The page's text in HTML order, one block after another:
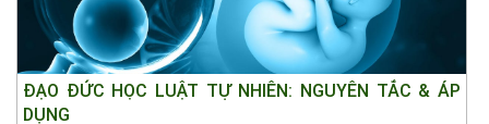
ĐẠO ĐỨC HỌC LUẬT TỰ NHIÊN: NGUYÊN TẮC & ÁP
DỤNG